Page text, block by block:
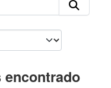
encontrado